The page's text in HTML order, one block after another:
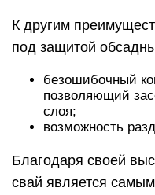
К другим
под защитой
безошибочный
позволяющий
слоя;
возможность
Благодаря своей
свай является